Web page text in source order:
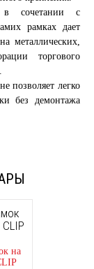
в сочетании с
рамках дает
металлических,
торгового
позволяет легко
без демонтажа